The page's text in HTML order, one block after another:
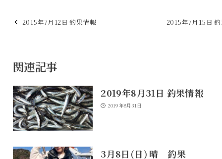
2015年7月12日 釣果情報 2015年7月15日
関連記事
2019年8月31日 釣果情報
2019年8月31日
3月8日(日) 晴 釣果